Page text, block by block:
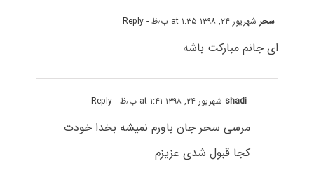
سحرشهریور ۲۴, ۱۳۹۸ at ۱:۳۵ ب٫ظ - Reply
ای جانم مبارکت باشه
shadi شهریور ۲۴, ۱۳۹۸ at ۱:۴۱ ب٫ظ - Reply
مرسی سحر جان باورم نمیشه بخدا خودت
کجا قبول شدی عزیزم